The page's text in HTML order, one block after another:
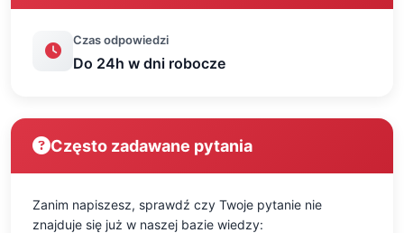
Czas odpowiedzi
Do 24h w dni robocze
Często zadawane pytania
Zanim napiszesz, sprawdź czy Twoje pytanie nie
znajduje się już w naszej bazie wiedzy: